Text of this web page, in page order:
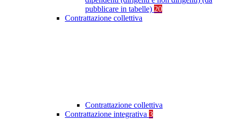
pubblicare in tabelle) 20
Contrattazione collettiva
Contrattazione collettiva
Contrattazione integrativa 3